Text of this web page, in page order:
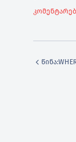
ამოღება
შეზღუდვა
ნიშნებით
წინა: